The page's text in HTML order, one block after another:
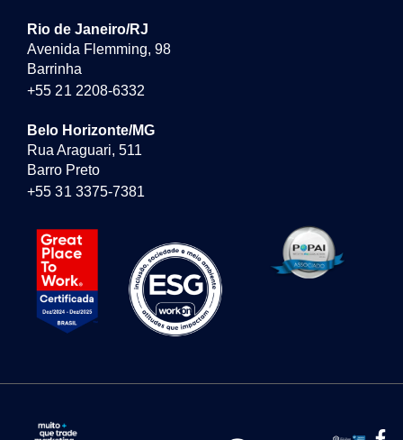
Rio de Janeiro/RJ
Avenida Flemming, 98
Barrinha
+55 21 2208-6332
Belo Horizonte/MG
Rua Araguari, 511
Barro Preto
+55 31 3375-7381